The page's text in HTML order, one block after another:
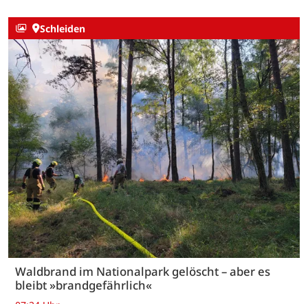
Schleiden
Waldbrand im Nationalpark gelöscht – aber es
bleibt »brandgefährlich«